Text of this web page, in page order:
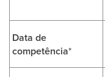
Data de
competência*